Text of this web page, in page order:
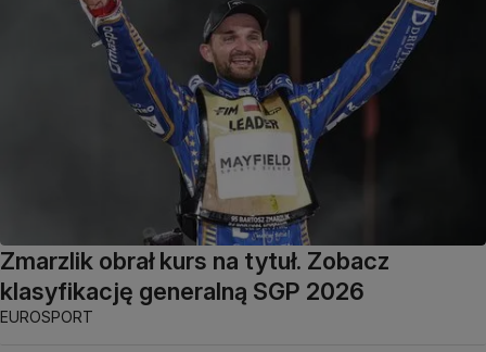
Zmarzlik obrał kurs na tytuł. Zobacz
klasyfikację generalną SGP 2026
EUROSPORT